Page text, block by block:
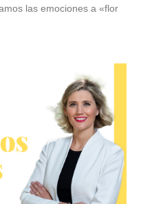
las emociones a «flor